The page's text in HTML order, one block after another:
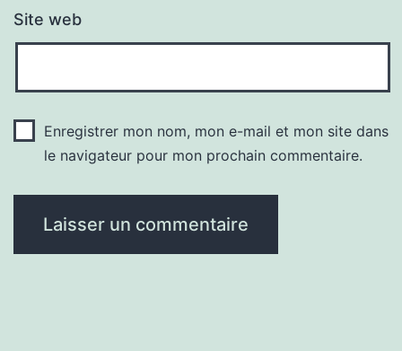
Site web
Enregistrer mon nom, mon e-mail et mon site dans
le navigateur pour mon prochain commentaire.